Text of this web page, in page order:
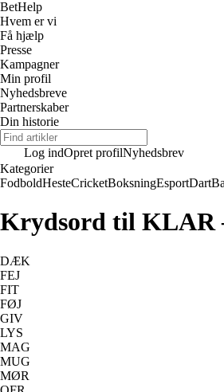
BetHelp
Hvem er vi
Få hjælp
Presse
Kampagner
Min profil
Nyhedsbreve
Partnerskaber
Din historie
Log indOpret profilNyhedsbrev
Kategorier
FodboldHesteCricketBoksningEsportDart
Krydsord til KLAR
DÆK
FEJ
FIT
FØJ
GIV
LYS
MAG
MUG
MØR